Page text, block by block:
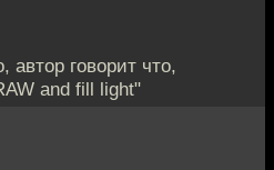
автор говорит что,
and fill light"